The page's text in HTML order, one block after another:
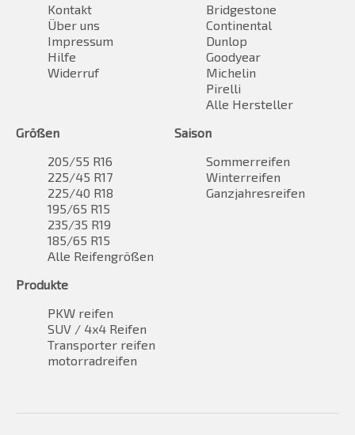
Kontakt
Über uns
Impressum
Hilfe
Widerruf
Bridgestone
Continental
Dunlop
Goodyear
Michelin
Pirelli
Alle Hersteller
Größen
205/55 R16
225/45 R17
225/40 R18
195/65 R15
235/35 R19
185/65 R15
Alle Reifengrößen
Saison
Sommerreifen
Winterreifen
Ganzjahresreifen
Produkte
PKW reifen
SUV / 4x4 Reifen
Transporter reifen
motorradreifen